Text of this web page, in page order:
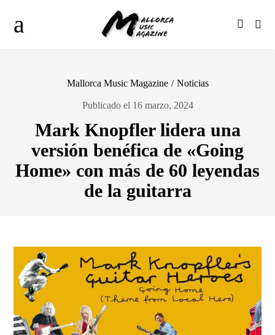
Mallorca Music Magazine / Noticias
Publicado el 16 marzo, 2024
Mark Knopfler lidera una
versión benéfica de «Going
Home» con más de 60 leyendas
de la guitarra